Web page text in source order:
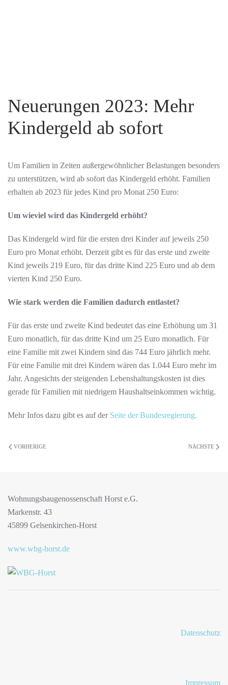
Neuerungen 2023: Mehr
Kindergeld ab sofort
Um Familien in Zeiten außergewöhnlicher Belastungen besonders
zu unterstützen, wird ab sofort das Kindergeld erhöht. Familien
erhalten ab 2023 für jedes Kind pro Monat 250 Euro:
Um wieviel wird das Kindergeld erhöht?
Das Kindergeld wird für die ersten drei Kinder auf jeweils 250
Euro pro Monat erhöht. Derzeit gibt es für das erste und zweite
Kind jeweils 219 Euro, für das dritte Kind 225 Euro und ab dem
vierten Kind 250 Euro.
Wie stark werden die Familien dadurch entlastet?
Für das erste und zweite Kind bedeutet das eine Erhöhung um 31
Euro monatlich, für das dritte Kind um 25 Euro monatlich. Für
eine Familie mit zwei Kindern sind das 744 Euro jährlich mehr.
Für eine Familie mit drei Kindern wären das 1.044 Euro mehr im
Jahr. Angesichts der steigenden Lebenshaltungskosten ist dies
gerade für Familien mit niedrigem Haushaltseinkommen wichtig.
Mehr Infos dazu gibt es auf der Seite der Bundesregierung.
VORHERIGE NÄCHSTE
Wohnungsbaugenossenschaft Horst e.G.
Markenstr. 43
45899 Gelsenkirchen-Horst
www.wbg-horst.de
Datenschutz
Impressum